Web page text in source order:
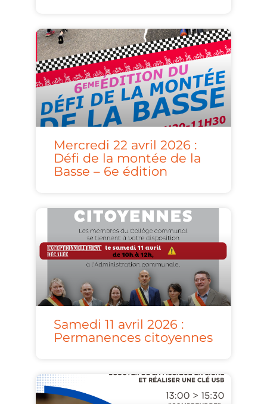
Mercredi 22 avril 2026 :
Défi de la montée de la
Basse – 6e édition
Samedi 11 avril 2026 :
Permanences citoyennes